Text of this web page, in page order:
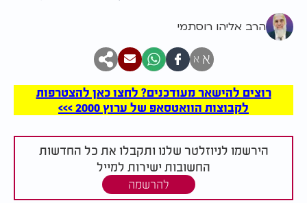
הרב אליהו רוסתמי
א א
רוצים להישאר מעודכנים? לחצו כאן להצטרפות
לקבוצות הוואטסאפ של ערוץ 2000 >>>
הירשמו לניוזלטר שלנו ותקבלו את כל החדשות
החשובות ישירות למייל
להרשמה